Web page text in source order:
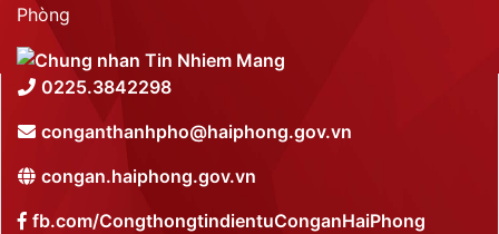
Phòng
0225.3842298
conganthanhpho@haiphong.gov.vn
congan.haiphong.gov.vn
fb.com/CongthongtindientuConganHaiPhong